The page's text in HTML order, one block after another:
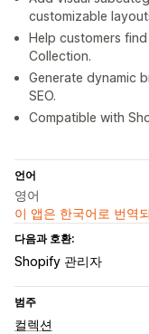
customizable
Help customers
Collection.
Generate dynamic
SEO.
Compatible with
언어
영어
이 앱은 한국어로 번역
다음과 호환:
Shopify 관리자
범주
컬렉션